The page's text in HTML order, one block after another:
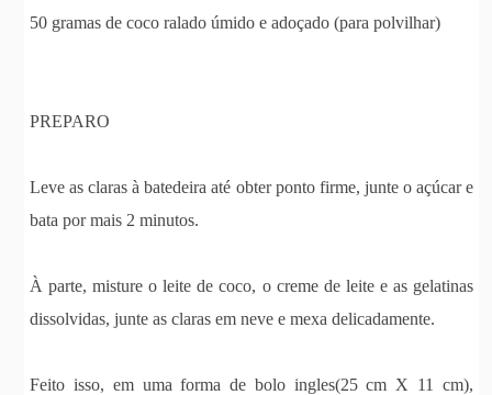
50 gramas de coco ralado úmido e adoçado (para polvilhar)
PREPARO
Leve as claras à batedeira até obter ponto firme, junte o açúcar e
bata por mais 2 minutos.
À parte, misture o leite de coco, o creme de leite e as gelatinas
dissolvidas, junte as claras em neve e mexa delicadamente.
Feito isso, em uma forma de bolo ingles(25 cm X 11 cm),